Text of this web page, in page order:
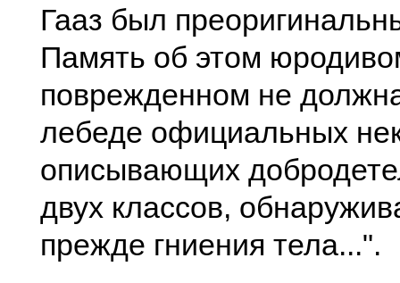
Гааз был
Память об этом
поврежденном не
лебеде официальных
описывающих
двух классов,
прежде гниения тела...".